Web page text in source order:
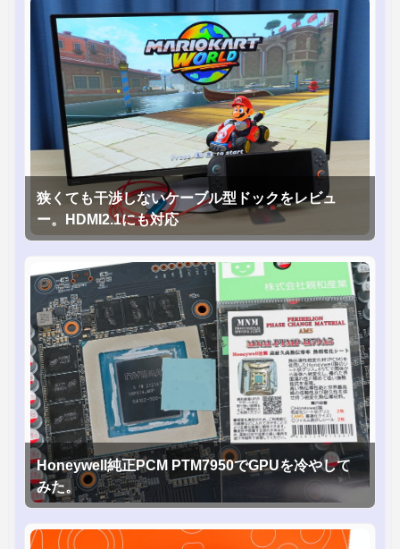
狭くても干渉しないケーブル型ドックをレビュ
ー。HDMI2.1にも対応
Honeywell純正PCM PTM7950でGPUを冷やして
みた。